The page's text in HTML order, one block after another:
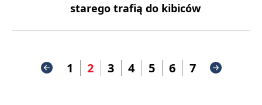
starego trafią do kibiców
1 2 3 4 5 6 7